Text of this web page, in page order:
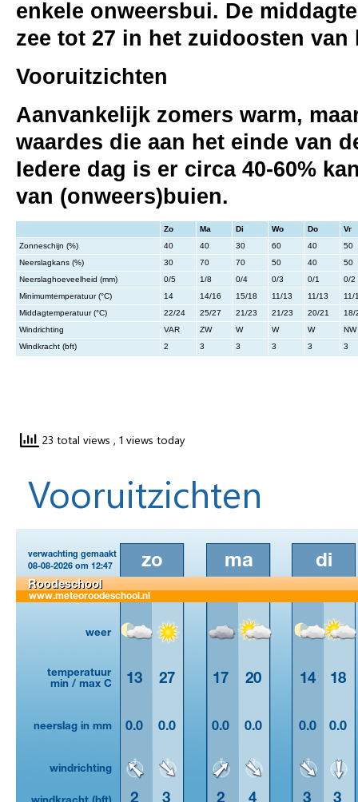
enkele onweersbui. De
zee tot 27 in het zuidoosten
Vooruitzichten
Aanvankelijk zomers warm,
waardes die aan het einde van
Iedere dag is er circa 40-60%
van (onweers)buien.
Zo Ma Di Wo Do
Vr
Zonneschijn (%)
40 40 30 60 40
50
Neerslagkans (%)
30 70 70 50 40
50
Neerslaghoeveelheid (mm)
0/5 1/8 0/4 0/3 0/1
0/2
Minimumtemperatuur (°C)
14 14/16 15/18 11/13 11/13
11/
Middagtemperatuur (°C)
22/24 25/27 21/23 21/23 20/21
18/
Windrichting
VAR ZW W W W
NW
Windkracht (bft)
2 3 3 3 3 3
23 total views , 1 views today
Vooruitzichten